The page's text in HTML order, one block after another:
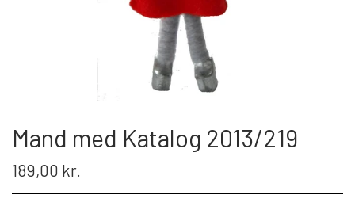
Mand med Katalog 2013/219
189,00 kr.